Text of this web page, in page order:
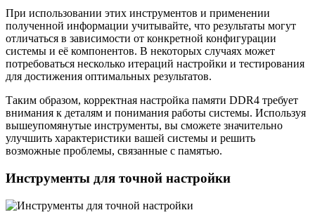
При использовании этих инструментов и применении
полученной информации учитывайте, что результаты могут
отличаться в зависимости от конкретной конфигурации
системы и её компонентов. В некоторых случаях может
потребоваться несколько итераций настройки и тестирования
для достижения оптимальных результатов.
Таким образом, корректная настройка памяти DDR4 требует
внимания к деталям и понимания работы системы. Используя
вышеупомянутые инструменты, вы сможете значительно
улучшить характеристики вашей системы и решить
возможные проблемы, связанные с памятью.
Инструменты для точной настройки